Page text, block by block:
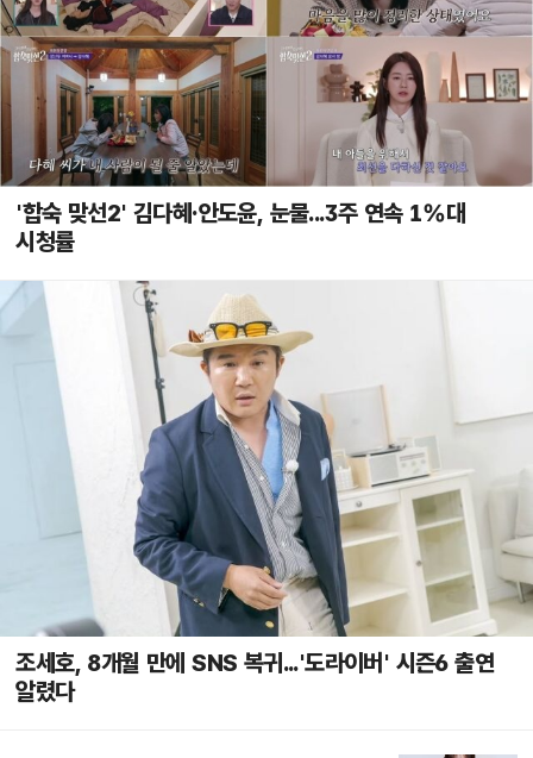
'합숙 맞선2' 김다혜·안도윤, 눈물...3주 연속 1%대
시청률
조세호, 8개월 만에 SNS 복귀...'도라이버' 시즌6 출연
알렸다